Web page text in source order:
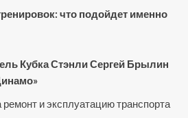
что подойдет именно
Кубка Стэнли Сергей Брылин
и эксплуатацию транспорта